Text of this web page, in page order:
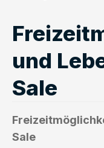
und
Sale
Sale